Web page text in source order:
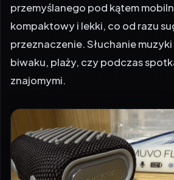
przemyślanego pod kątem
kompaktowy i lekki, co od razu
przeznaczenie. Słuchanie
biwaku, plaży, czy podczas
znajomymi.